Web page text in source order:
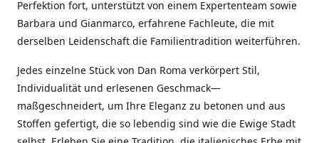
Perfektion fort, unterstützt von einem Expertenteam sowie
Barbara und Gianmarco, erfahrene Fachleute, die mit
derselben Leidenschaft die Familientradition weiterführen.
Jedes einzelne Stück von Dan Roma verkörpert Stil,
Individualität und erlesenen Geschmack—
maßgeschneidert, um Ihre Eleganz zu betonen und aus
Stoffen gefertigt, die so lebendig sind wie die Ewige Stadt